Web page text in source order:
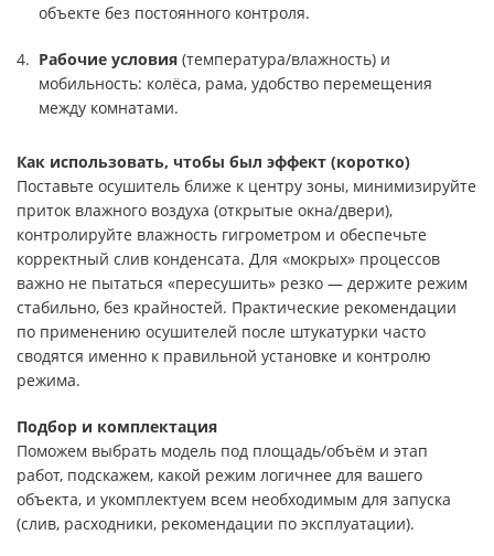
объекте без постоянного контроля.
Рабочие условия (температура/влажность) и
мобильность: колёса, рама, удобство перемещения
между комнатами.
Как использовать, чтобы был эффект (коротко)
Поставьте осушитель ближе к центру зоны, минимизируйте
приток влажного воздуха (открытые окна/двери),
контролируйте влажность гигрометром и обеспечьте
корректный слив конденсата. Для «мокрых» процессов
важно не пытаться «пересушить» резко — держите режим
стабильно, без крайностей. Практические рекомендации
по применению осушителей после штукатурки часто
сводятся именно к правильной установке и контролю
режима.
Подбор и комплектация
Поможем выбрать модель под площадь/объём и этап
работ, подскажем, какой режим логичнее для вашего
объекта, и укомплектуем всем необходимым для запуска
(слив, расходники, рекомендации по эксплуатации).